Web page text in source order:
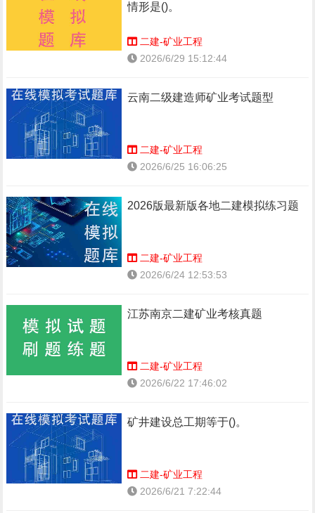
情形是()。
二建-矿业工程
2026/6/29 15:12:44
云南二级建造师矿业考试题型
二建-矿业工程
2026/6/25 16:06:25
2026版最新版各地二建模拟练习题
二建-矿业工程
2026/6/24 12:53:53
江苏南京二建矿业考核真题
二建-矿业工程
2026/6/22 17:46:02
矿井建设总工期等于()。
二建-矿业工程
2026/6/21 7:22:44